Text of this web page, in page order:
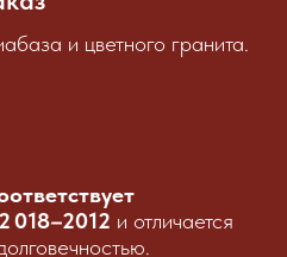
и цветного гранита.
018–2012 и отличается